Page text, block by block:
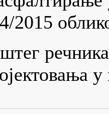
2015